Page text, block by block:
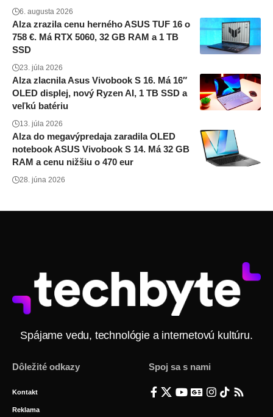
6. augusta 2026
Alza zrazila cenu herného ASUS TUF 16 o
758 €. Má RTX 5060, 32 GB RAM a 1 TB
SSD
23. júla 2026
Alza zlacnila Asus Vivobook S 16. Má 16″
OLED displej, nový Ryzen AI, 1 TB SSD a
veľkú batériu
13. júla 2026
Alza do megavýpredaja zaradila OLED
notebook ASUS Vivobook S 14. Má 32 GB
RAM a cenu nižšiu o 470 eur
28. júna 2026
Spájame vedu, technológie a internetovú kultúru.
Dôležité odkazy
Kontakt
Reklama
Spoj sa s nami